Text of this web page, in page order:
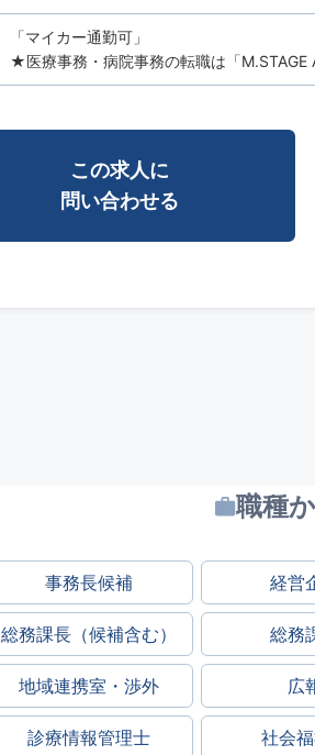
「マイカー通勤可」
★医療事務・病院事務の転職は「M.STAGE
この求人に
問い合わせる
職種
事務長候補 経営
総務課長（候補含む） 総務
地域連携室・渉外 広
診療情報管理士 社会